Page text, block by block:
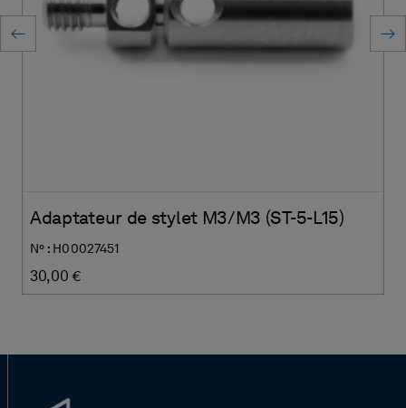
Adaptateur de stylet M3/M3 (ST-5-L15)
N° : H00027451
30,00 €